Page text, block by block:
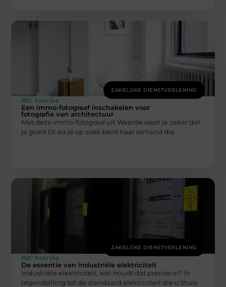
ZAKELIJKE DIENSTVERLENING
BBC Kaprijke
Een immo-fotograaf inschakelen voor
fotografie van architectuur
Met deze immo-fotograaf uit Weerde weet je zeker dat
je goed zit als je op zoek bent naar iemand die
ZAKELIJKE DIENSTVERLENING
BBC Kaprijke
De essentie van industriële elektriciteit
Industriële elektriciteit, wat houdt dat precies in? In
tegenstelling tot de standaard elektriciteit die u thuis